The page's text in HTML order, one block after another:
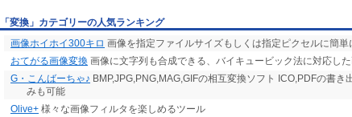
「変換」カテゴリーの人気ランキング
画像ホイホイ300キロ 画像を指定ファイルサイズもしくは指定ピクセルに簡単
おてがる画像変換 画像に文字列も合成できる、バイキュービック法に対応し
G・こんばーちゃ♪ BMP,JPG,PNG,MAG,GIFの相互変換ソフト ICO,PDFの書き
みも可能
Olive+ 様々な画像フィルタを楽しめるツール